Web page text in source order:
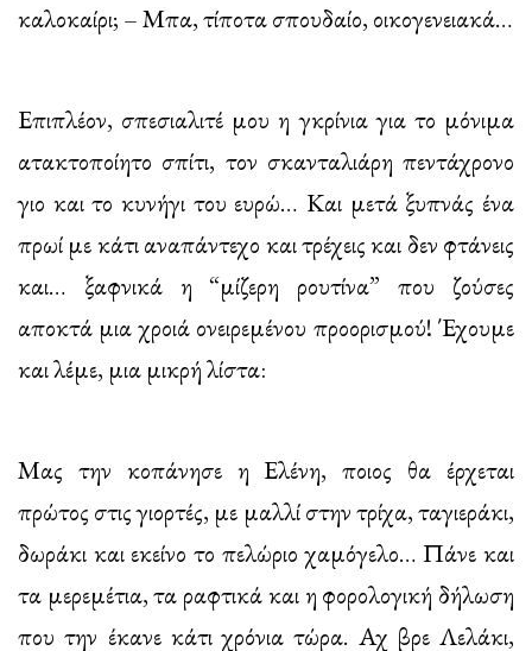
καλοκαίρι; – Μπα, τίποτα σπουδαίο, οικογενειακά…
Επιπλέον, σπεσιαλιτέ μου η γκρίνια για το μόνιμα
ατακτοποίητο σπίτι, τον σκανταλιάρη πεντάχρονο
γιο και το κυνήγι του ευρώ… Και μετά ξυπνάς ένα
πρωί με κάτι αναπάντεχο και τρέχεις και δεν φτάνεις
και… ξαφνικά η “μίζερη ρουτίνα” που ζούσες
αποκτά μια χροιά ονειρεμένου προορισμού! Έχουμε
και λέμε, μια μικρή λίστα:
Μας την κοπάνησε η Ελένη, ποιος θα έρχεται
πρώτος στις γιορτές, με μαλλί στην τρίχα, ταγιεράκι,
δωράκι και εκείνο το πελώριο χαμόγελο… Πάνε και
τα μερεμέτια, τα ραφτικά και η φορολογική δήλωση
που την έκανε κάτι χρόνια τώρα. Αχ βρε Λελάκι,